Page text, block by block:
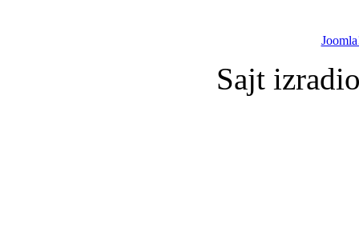
Sajt